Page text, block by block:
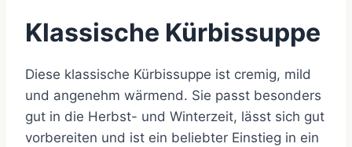
Klassische Kürbissuppe
Diese klassische Kürbissuppe ist cremig, mild
und angenehm wärmend. Sie passt besonders
gut in die Herbst- und Winterzeit, lässt sich gut
vorbereiten und ist ein beliebter Einstieg in ein